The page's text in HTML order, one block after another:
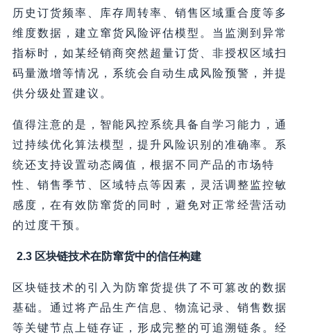
历史订货频率、库存周转率、销售区域重合度等多
维度数据，建立窜货风险评估模型。当监测到异常
指标时，如某经销商突然超量订货、非授权区域扫
码量激增等情况，系统会自动生成风险预警，并提
供分级处置建议。
值得注意的是，智能风控系统具备自学习能力，通
过持续优化算法模型，提升风险识别的准确率。系
统还支持设置动态阈值，根据不同产品的市场特
性、销售季节、区域特点等因素，灵活调整监控敏
感度，在有效防窜货的同时，避免对正常经营活动
的过度干预。
2.3 区块链技术在防窜货中的信任构建
区块链技术的引入为防窜货提供了不可篡改的数据
基础。通过将产品生产信息、物流记录、销售数据
等关键节点上链存证，形成完整的可追溯链条。经